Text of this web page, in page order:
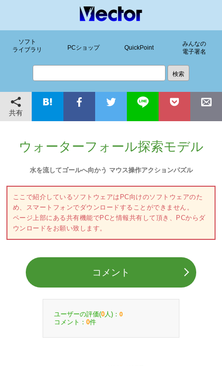
ソフト
ライブラリ
PCショップ QuickPoint
みんなの
電子署名
共有
ウォーターフォール探索モデル
水を流してゴールへ向かう マウス操作アクションパズル
ここで紹介しているソフトウェアはPC向けのソフトウェアのた
め、スマートフォンでダウンロードすることができません。
ページ上部にある共有機能でPCと情報共有して頂き、PCからダ
ウンロードをお願い致します。
コメント
ユーザーの評価(0 人)： 0
コメント： 0件